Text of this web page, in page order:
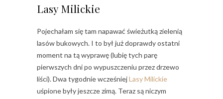
Lasy Milickie
Pojechałam się tam napawać świeżutką zielenią
lasów bukowych. I to był już doprawdy ostatni
moment na tą wyprawę (lubię tych parę
pierwszych dni po wypuszczeniu przez drzewo
liści). Dwa tygodnie wcześniejLasy Milickie
uśpione były jeszcze zimą. Teraz są niczym